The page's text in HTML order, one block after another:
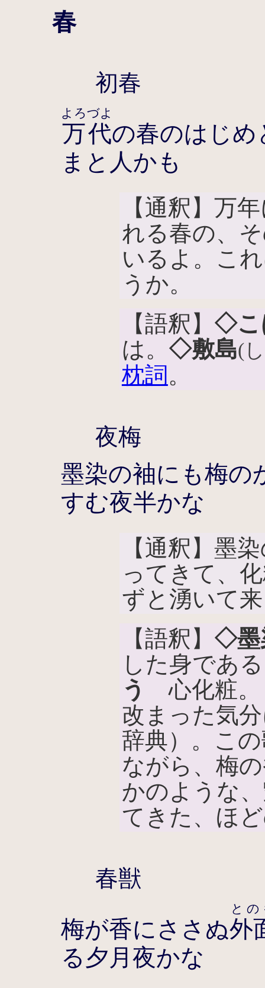
春
初春
万代
よろづよ
の春のはじ
まと人かも
【通釈】万
れる春の、
いるよ。こ
うか。
【語釈】 ◇こ
は。 ◇敷島(
枕詞 。
夜梅
墨染の袖にも梅の
すむ夜半かな
【通釈】墨
ってきて、
ずと湧いて
【語釈】 ◇墨
した身であ
う
心化粧。
改まった気
辞典）。こ
ながら、梅
かのような
てきた、ほ
春獣
梅が香にささぬ外
との
る夕月夜かな